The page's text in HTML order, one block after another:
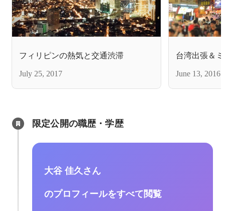
フィリピンの熱気と交通渋滞
July 25, 2017
台湾出張＆
June 13, 2016
限定公開の職歴・学歴
大谷 佳久さん
のプロフィールをすべて閲覧